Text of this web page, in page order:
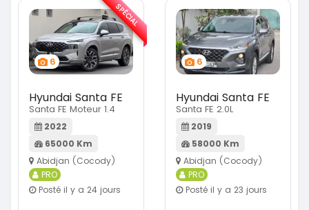
6
Hyundai Santa FE
Santa FE Moteur 1.4
2022
65000 Km
Abidjan (Cocody)
PRO
Posté il y a 24 jours
SPÉCIAL
6
Hyundai Santa FE
Santa FE 2.0L
2019
58000 Km
Abidjan (Cocody)
PRO
Posté il y a 23 jours